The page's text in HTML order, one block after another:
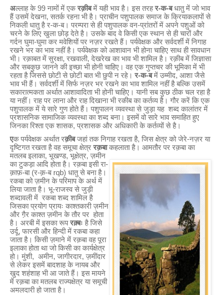
अल्लाह के 99 नामों में एकरक़ीबमें यही भाव है। इस तरहर-क-बधातु में जो भाव
हैं उसमें देखना, सतर्क रहना भी है। प्राचीन पशुपालक समाज के क्रियाकलापों से
निकली धातु है र-क-ब। परम्परा से ही पशुपालक वन-प्रांतरों में अपने पशुओं को
चरने के लिए खुला छोड़ देते है। उसके बाद वे किसी एक स्थान से ही चारों और
गर्दन घुमा-घुमा कर मवेशियों पर नज़र रखते हैं। पर्यवेक्षक और सर्वदर्शी में निगाह
रखने भर का भाव नहीं है। पर्यवेक्षक को आशावान भी होना चाहिए साथ ही सावधान
भी। रक़ाबत में सुरक्षा, रखवाली, देखरेख का भाव भी शामिल है। रक़ीब में जिज्ञासा
और सबकुछ जानने की इच्छा भी होनी चाहिए। वह एक गुप्तचर की भूमिका में भी
रहता है जिससे छोटी से छोटी बात भी छुपी न रहे। र-क-बमें उम्मीद, आशा जैसे
भाव भी हैं। सर्वदर्शी में सिर्फ नज़र भर रखने का भाव शामिल नहीं है बल्कि उसमें
सकारात्मकता अर्थात आशावादिता भी होनी चाहिए। यानी सब कुछ ठीक चल रहा है
या नहीं। राह पर लाना और राह दिखाना भी रकीब का कर्तव्य है। गौर करें कि एक
पशुपालक में ये सारे गुण होते हैं। पशुपालन व्यवस्था से जुड़ा यह शब्द कालांतर में
प्रशासनिक सामाजिक व्यवस्था का शब्द बना। इसमें वो सारे भाव समाहित हुए
जिनका रिश्ता एक शासक, प्रशासक और अधिकारी के कर्तव्यों से है।
एक पर्यवेक्षक अर्थात रक़ीबजहां तक निगाह रखता है, जिस क्षेत्र को जेरे-नज़र या
दृष्टिगत रखता है वह समूचा क्षेत्र रक़बाकहलाता है। आमतौर पर रक़बा का
मतलब इलाका, भूखण्ड, भूक्षेत्र, ज़मीन
का टुकड़ा आदि होता है। रक़बा इसी रा-
क़ाफ़-बा (र-क़-ब rqb) धातु से बना है।
रकबा को ज़मीन के परिमाप के अर्थ में
लिया जाता है। भू-राजस्व से जुड़ी
शब्दावली में रकबा शब्द शामिल है
जिसका प्रयोग प्रायः काश्तकारी ज़मीन
और गै़र काश्त ज़मीन के तौर पर होता
है। अरबी में इसका रूपरक़्बः है जिसे
उर्दू, फारसी और हिन्दी में रकबा कहा
जाता है। किसी ज़माने में रक़बा वह पूरा
इलाका होता था जो किसी का कार्यक्षेत्र
हो। मुंशी, अमीन, जागीरदार, ज़मींदार
से लेकर इसमें बादशाह के नायब और
खुद शहंशाह भी आ जाते हैं। इस मायने
में रक़बा का मतलब राज्यक्षेत्र या समूची
अमलदारी हो जाता है।